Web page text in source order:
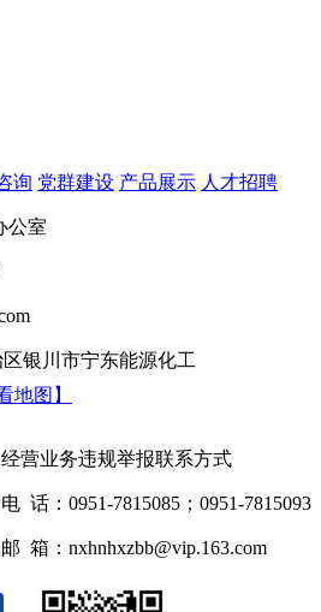
询 党群建设 产品展示 人才招聘
公室
银川市宁东能源化工
地图】
经营业务违规举报联系方式
电 话：0951-7815085；0951-7815093
邮 箱：nxhnhxzbb@vip.163.com